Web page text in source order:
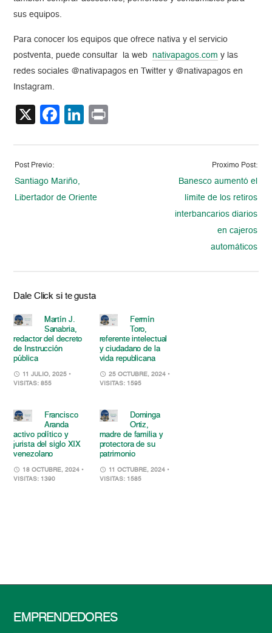
sus equipos.
Para conocer los equipos que ofrece nativa y el servicio
postventa, puede consultar la webnativapagos.com y las
redes sociales @nativapagos en Twitter y @nativapagos en
Instagram.
X Facebook
LinkedIn
Post Previo:
Santiago Mariño,
Libertador de Oriente
Proximo Post:
Banesco aumentó el
límite de los retiros
interbancarios diarios
en cajeros
automáticos
Dale Click si te gusta
Martín J.
Sanabria,
redactor del decreto
de Instrucción
pública
11 JULIO, 2025 •
VISITAS: 855
Fermín
Toro,
referente intelectual
y ciudadano de la
vida republicana
25 OCTUBRE, 2024 •
VISITAS: 1595
Francisco
Aranda
activo político y
jurista del siglo XIX
venezolano
18 OCTUBRE, 2024 •
VISITAS: 1390
Dominga
Ortiz,
madre de familia y
protectora de su
patrimonio
11 OCTUBRE, 2024 •
VISITAS: 1585
EMPRENDEDORES